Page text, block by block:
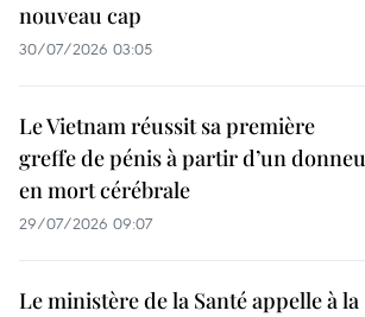
nouveau cap
30/07/2026 03:05
Le Vietnam réussit sa première
greffe de pénis à partir d’un
en mort cérébrale
29/07/2026 09:07
Le ministère de la Santé appelle à la